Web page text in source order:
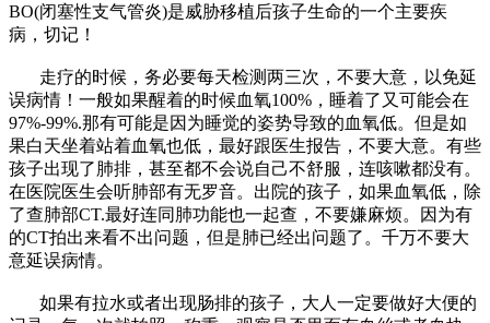
BO(闭塞性支气管炎)是威胁移植后孩子生命的一个主要疾
病，切记！
走疗的时候，务必要每天检测两三次，不要大意，以免延
误病情！一般如果醒着的时候血氧100%，睡着了又可能会在
97%-99%.那有可能是因为睡觉的姿势导致的血氧低。但是如
果白天坐着站着血氧也低，最好跟医生报告，不要大意。有些
孩子出现了肺排，甚至都不会说自己不舒服，连咳嗽都没有。
在医院医生会听肺部有无罗音。出院的孩子，如果血氧低，除
了查肺部CT.最好连同肺功能也一起查，不要嫌麻烦。因为有
的CT拍出来看不出问题，但是肺已经出问题了。千万不要大
意延误病情。
如果有拉水或者出现肠排的孩子，大人一定要做好大便的